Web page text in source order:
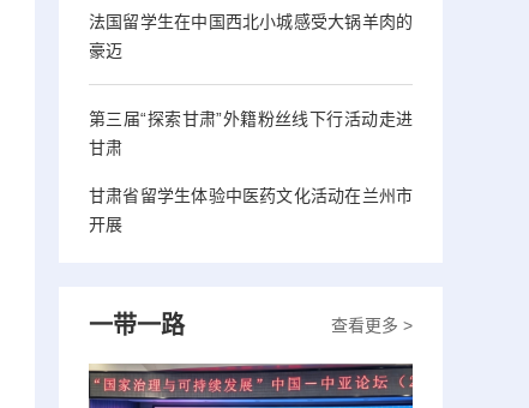
法国留学生在中国西北小城感受大锅羊肉的
豪迈
第三届“探索甘肃”外籍粉丝线下行活动走进
甘肃
甘肃省留学生体验中医药文化活动在兰州市
开展
查看更多 >
一带一路